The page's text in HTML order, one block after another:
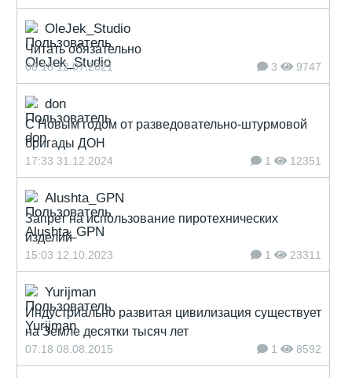
OleJek_Studio
Читать обязательно
08:18 12.07.2021 3 9747
don
С Новым годом от разведовательно-штурмовой
бригады ДОН
17:33 31.12.2024 1 12351
Alushta_GPN
Запрет на использование пиротехнических
изделий
15:03 12.10.2023 1 23311
Yurijman
Индустриально развитая цивилизация существует
на Земле десятки тысяч лет
07:18 08.08.2015 1 8592